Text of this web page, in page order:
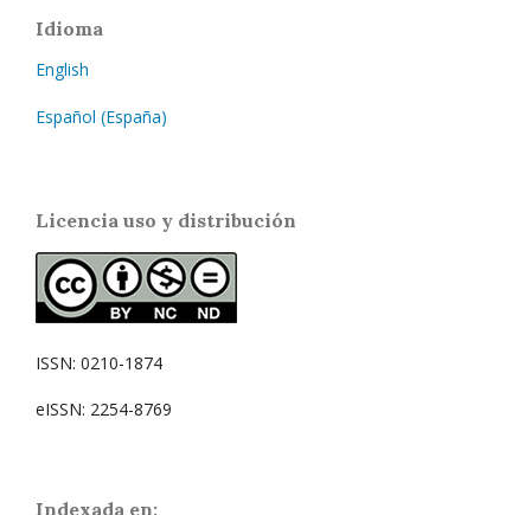
Idioma
English
Español (España)
Licencia uso y distribución
ISSN: 0210-1874
eISSN: 2254-8769
Indexada en: